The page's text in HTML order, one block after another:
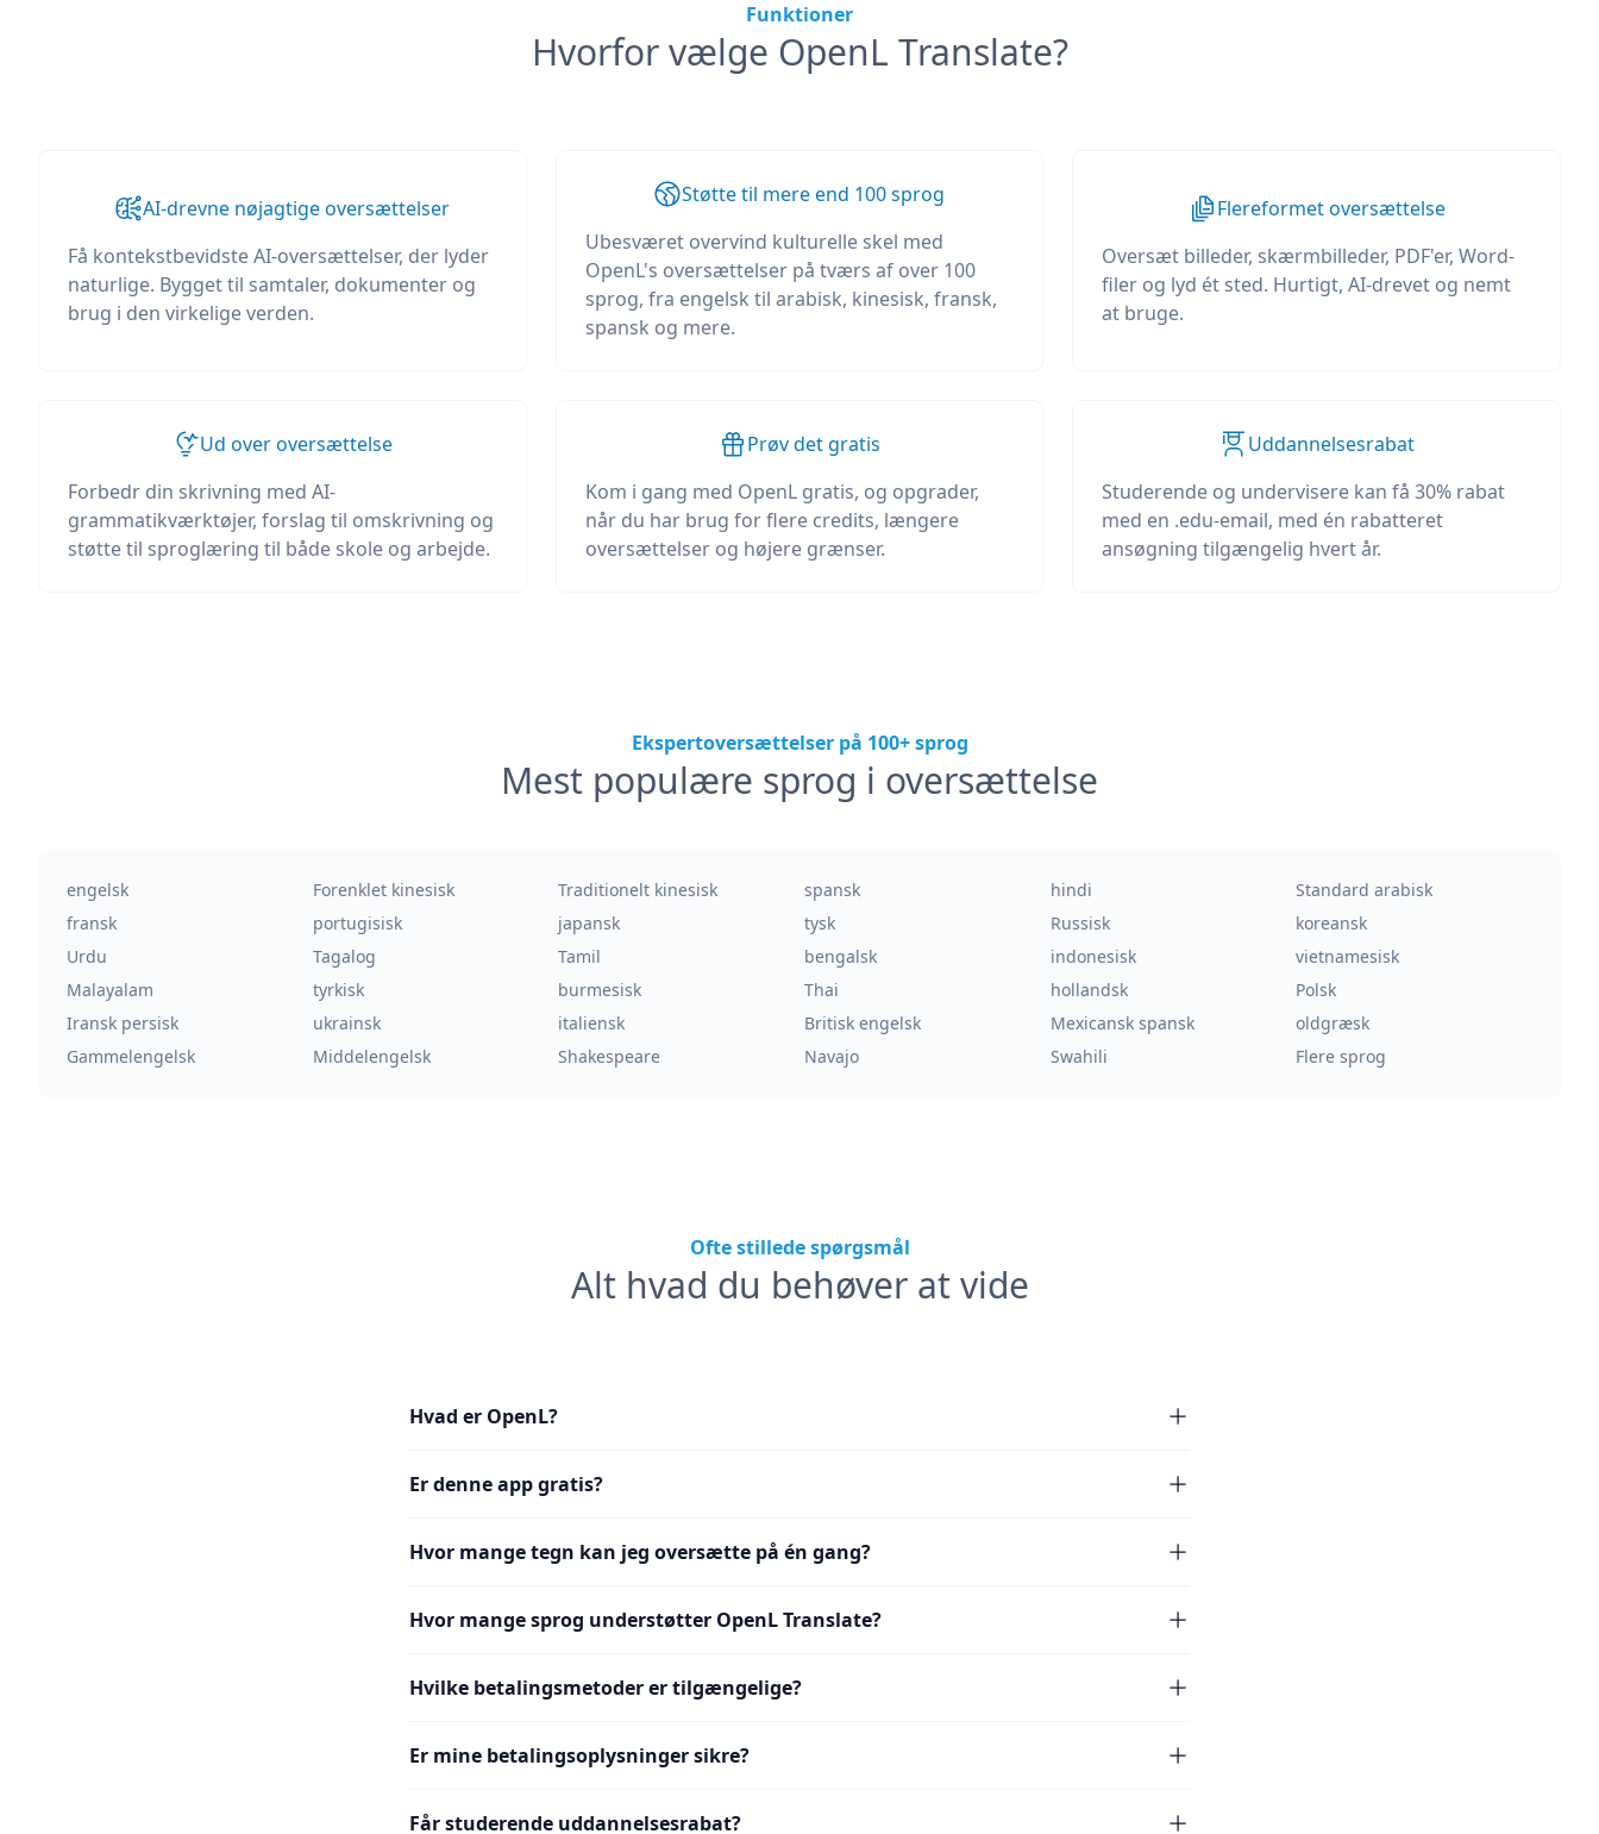
Funktioner
Hvorfor vælge OpenL Translate?
AI-drevne nøjagtige oversættelser
Få kontekstbevidste AI-oversættelser, der lyder
naturlige. Bygget til samtaler, dokumenter og
brug i den virkelige verden.
Støtte til mere end 100 sprog
Ubesværet overvind kulturelle skel med
OpenL's oversættelser på tværs af over 100
sprog, fra engelsk til arabisk, kinesisk, fransk,
spansk og mere.
Flereformet oversættelse
Oversæt billeder, skærmbilleder, PDF'er, Word-
filer og lyd ét sted. Hurtigt, AI-drevet og nemt
at bruge.
Ud over oversættelse
Forbedr din skrivning med AI-
grammatikværktøjer, forslag til omskrivning og
støtte til sproglæring til både skole og arbejde.
Prøv det gratis
Kom i gang med OpenL gratis, og opgrader,
når du har brug for flere credits, længere
oversættelser og højere grænser.
Uddannelsesrabat
Studerende og undervisere kan få 30% rabat
med en .edu-email, med én rabatteret
ansøgning tilgængelig hvert år.
Ekspertoversættelser på 100+ sprog
Mest populære sprog i oversættelse
engelsk Forenklet kinesisk Traditionelt kinesisk spansk hindi
Standard arabisk
fransk
portugisisk japansk tysk Russisk
koreansk
Urdu
Tagalog Tamil bengalsk indonesisk
vietnamesisk
Malayalam
tyrkisk burmesisk Thai hollandsk
Polsk
Iransk persisk
ukrainsk italiensk Britisk engelsk Mexicansk spansk
oldgræsk
Gammelengelsk
Middelengelsk Shakespeare Navajo Swahili Flere sprog
Ofte stillede spørgsmål
Alt hvad du behøver at vide
Hvad er OpenL?
Er denne app gratis?
Hvor mange tegn kan jeg oversætte på én gang?
Hvor mange sprog understøtter OpenL Translate?
Hvilke betalingsmetoder er tilgængelige?
Er mine betalingsoplysninger sikre?
Får studerende uddannelsesrabat?